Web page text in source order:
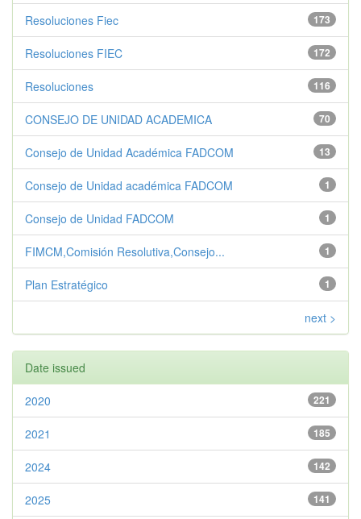
173
Resoluciones Fiec
172
Resoluciones FIEC
116
Resoluciones
70
CONSEJO DE UNIDAD ACADEMICA
13
Consejo de Unidad Académica FADCOM
1
Consejo de Unidad académica FADCOM
1
Consejo de Unidad FADCOM
1
FIMCM,Comisión Resolutiva,Consejo...
1
Plan Estratégico
next >
Date issued
221
2020
185
2021
142
2024
141
2025